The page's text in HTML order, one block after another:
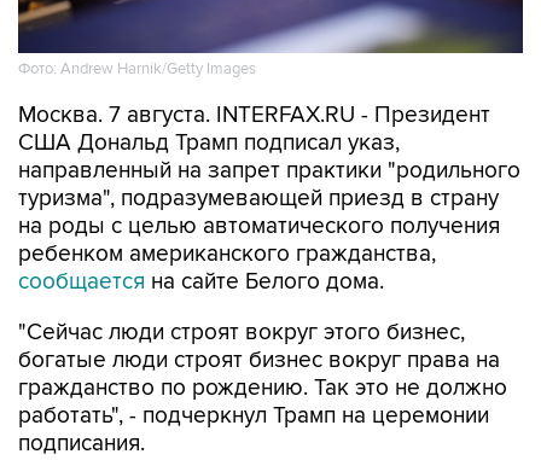
Фото: Andrew Harnik/Getty Images
Москва. 7 августа. INTERFAX.RU - Президент
США Дональд Трамп подписал указ,
направленный на запрет практики "родильного
туризма", подразумевающей приезд в страну
на роды с целью автоматического получения
ребенком американского гражданства,
сообщается на сайте Белого дома.
"Сейчас люди строят вокруг этого бизнес,
богатые люди строят бизнес вокруг права на
гражданство по рождению. Так это не должно
работать", - подчеркнул Трамп на церемонии
подписания.